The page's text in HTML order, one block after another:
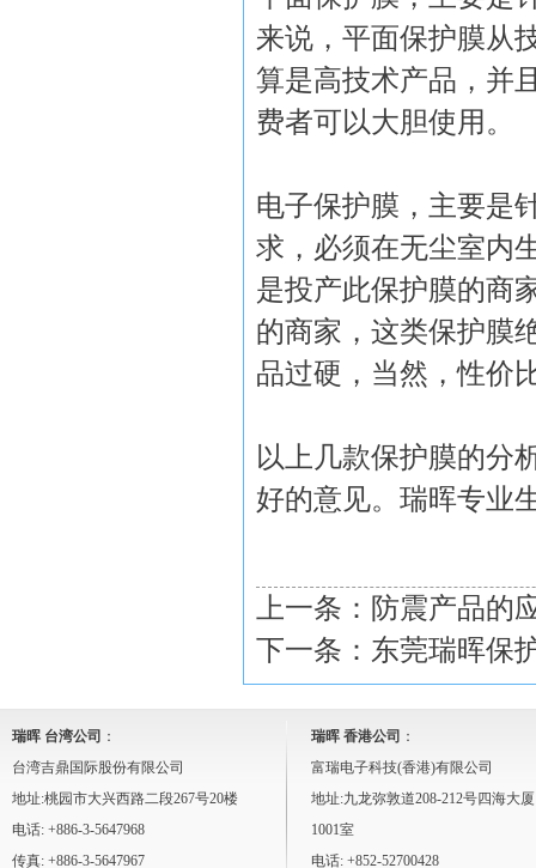
来说，平面保护膜从
算是高技术产品，并
费者可以大胆使用。
电子保护膜，主要是
求，必须在无尘室内
是投产此保护膜的商
的商家，这类保护膜
品过硬，当然，性价
以上几款保护膜的分
好的意见。瑞晖专业
上一条： 防震产品的
下一条： 东莞瑞晖保
瑞晖 台湾公司 ：
台湾吉鼎国际股份有限公司
地址:桃园市大兴西路二段267号20楼
电话: +886-3-5647968
传真: +886-3-5647967
瑞晖 香港公司 ：
富瑞电子科技(香港)有限公司
地址:九龙弥敦道208-212号四海大
1001室
电话: +852-52700428